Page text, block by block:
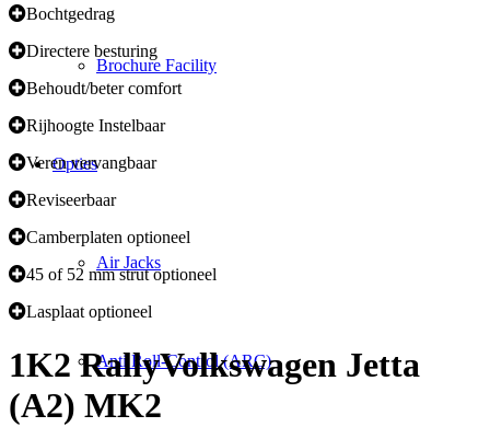
Brochure Facility
Opties
Air Jacks
Anti Roll-Control (ARC)
Bochtgedrag
Directere besturing
Behoudt/beter comfort
Rijhoogte Instelbaar
Veren vervangbaar
Reviseerbaar
Camberplaten optioneel
45 of 52 mm strut optioneel
Lasplaat optioneel
1K2 RallyVolkswagen Jetta
(A2) MK2